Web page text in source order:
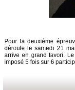
Pour la deuxième
déroule le samedi 21
arrive en grand favori.
imposé 5 fois sur 6